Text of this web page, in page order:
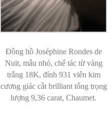
Đồng hồ Joséphine Rondes de
Nuit, mẫu nhỏ, chế tác từ vàng
trắng 18K, đính 931 viên kim
cương giác cắt brilliant tổng trọng
lượng 9,36 carat, Chaumet.